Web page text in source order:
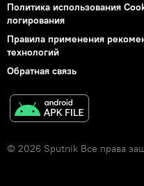
Политика использования
логирования
Правила применения
технологий
Обратная связь
© 2026 Sputnik Все права